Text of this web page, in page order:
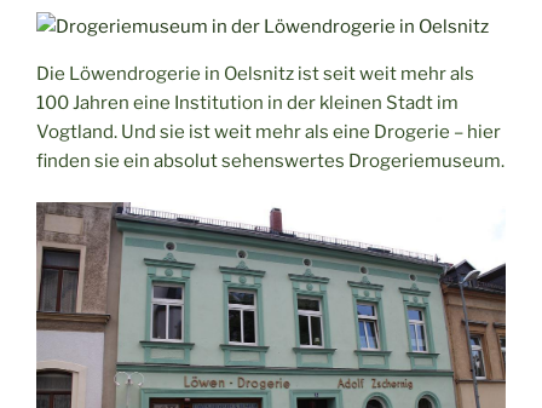
der
Die Löwendrogerie in Oelsnitz ist seit weit mehr als
100 Jahren eine Institution in der kleinen Stadt im
Vogtland. Und sie ist weit mehr als eine Drogerie – hier
finden sie ein absolut sehenswertes Drogeriemuseum.